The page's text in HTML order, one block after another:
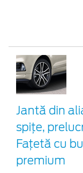
Jantă din
spițe,
Fațetă cu
premium